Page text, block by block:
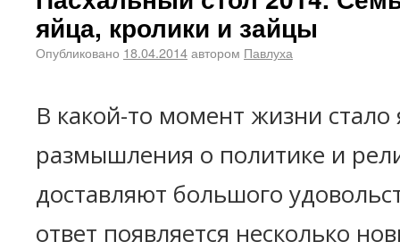
яйца, кролики и зайцы
Опубликовано 18.04.2014автором Павлуха
В какой-то момент жизни стало
размышления о политике и
доставляют большого
ответ появляется несколько